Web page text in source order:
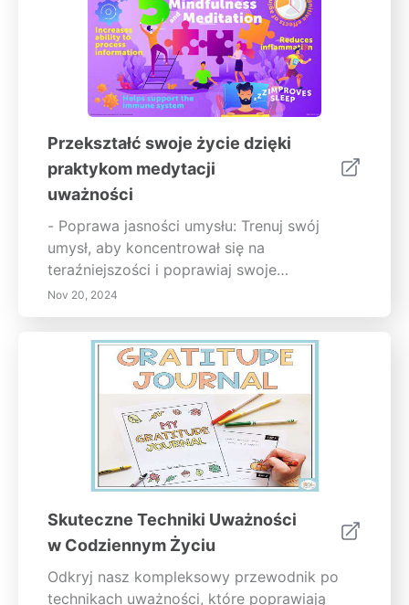
Przekształć swoje życie dzięki
praktykom medytacji
uważności
- Poprawa jasności umysłu: Trenuj swój
umysł, aby koncentrował się na
teraźniejszości i poprawiaj swoje
umiejętności podejmowania decyzji. -
Emocjonalna odporność: Efektywnie
zarządzaj emocjami i rozwijaj wyższą
inteligencję emocjonalną. - Zwiększone
poczucie dobrostanu: Doświadcz wyższego
zadowolenia z życia i głębszej łączności z
samym sobą. Włączenie uważności do twojej
codziennej rutyny jest proste i skuteczne.
Podnieś jakość swojego życia i odkryj
poczucie spokoju w chaosie. Dołącz do
podróży uważności i naucz się, jak
przekształcać codzienne doświadczenia w
chwile refleksji i spokoju.
Nov 20, 2024
Skuteczne Techniki Uważności
w Codziennym Życiu
Odkryj nasz kompleksowy przewodnik po
technikach uważności, które poprawiają